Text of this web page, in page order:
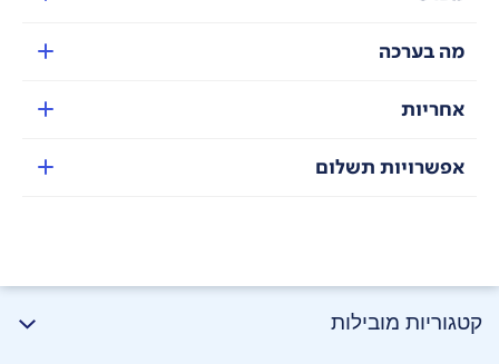
מה בערכה
אחריות
אפשרויות תשלום
קטגוריות מובילות